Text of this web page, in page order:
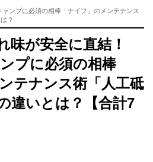
ンプに必須の相棒「ナイフ」のメンテナンス
？
味が安全に直結！
プに必須の相棒
テナンス術「人工砥
違いとは？【合計7